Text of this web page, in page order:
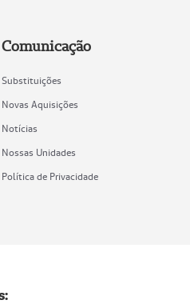
Comunicação
Substituições
Novas Aquisições
Notícias
Nossas Unidades
Política de Privacidade